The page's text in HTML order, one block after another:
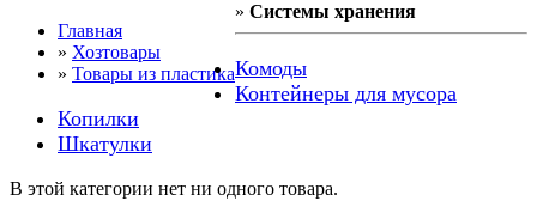
Главная
» Хозтовары
» Товары из пластика
» Системы хранения
Комоды
Контейнеры для мусора
Копилки
Шкатулки
В этой категории нет ни одного товара.